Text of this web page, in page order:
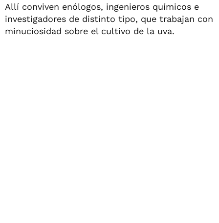
Allí conviven enólogos, ingenieros químicos e
investigadores de distinto tipo, que trabajan con
minuciosidad sobre el cultivo de la uva.